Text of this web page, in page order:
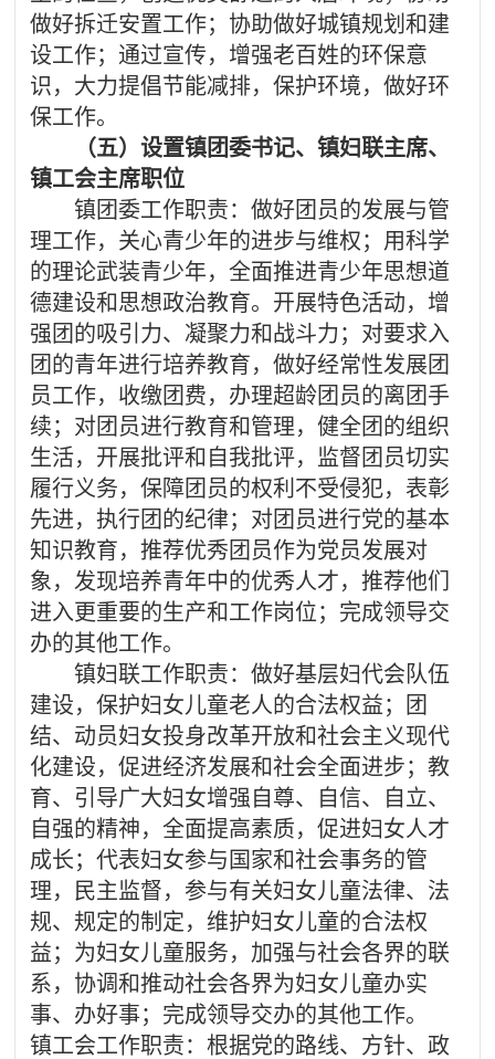
做好拆迁安置工作；协助做好城镇规划和建
设工作；通过宣传，增强老百姓的环保意
识，大力提倡节能减排，保护环境，做好环
保工作。
（五）设置镇团委书记、镇妇联主席、
镇工会主席职位
镇团委工作职责：做好团员的发展与管
理工作，关心青少年的进步与维权；用科学
的理论武装青少年，全面推进青少年思想道
德建设和思想政治教育。开展特色活动，增
强团的吸引力、凝聚力和战斗力；对要求入
团的青年进行培养教育，做好经常性发展团
员工作，收缴团费，办理超龄团员的离团手
续；对团员进行教育和管理，健全团的组织
生活，开展批评和自我批评，监督团员切实
履行义务，保障团员的权利不受侵犯，表彰
先进，执行团的纪律；对团员进行党的基本
知识教育，推荐优秀团员作为党员发展对
象，发现培养青年中的优秀人才，推荐他们
进入更重要的生产和工作岗位；完成领导交
办的其他工作。
镇妇联工作职责：做好基层妇代会队伍
建设，保护妇女儿童老人的合法权益；团
结、动员妇女投身改革开放和社会主义现代
化建设，促进经济发展和社会全面进步；教
育、引导广大妇女增强自尊、自信、自立、
自强的精神，全面提高素质，促进妇女人才
成长；代表妇女参与国家和社会事务的管
理，民主监督，参与有关妇女儿童法律、法
规、规定的制定，维护妇女儿童的合法权
益；为妇女儿童服务，加强与社会各界的联
系，协调和推动社会各界为妇女儿童办实
事、办好事；完成领导交办的其他工作。
镇工会工作职责：根据党的路线、方针、政